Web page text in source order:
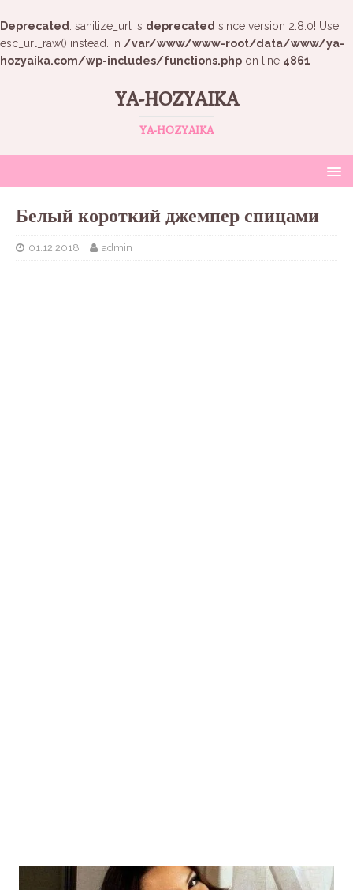
Deprecated : sanitize_url is deprecated since version 2.8.0! Use
esc_url_raw() instead. in /var/www/www-root/data/www/ya-
hozyaika.com/wp-includes/functions.php on line 4861
YA-HOZYAIKA
YA-HOZYAIKA
Белый короткий джемпер спицами
01.12.2018 admin